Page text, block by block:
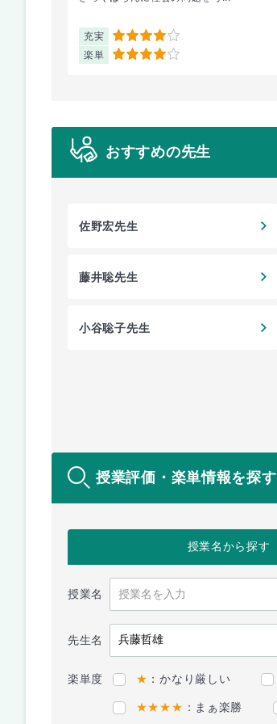
充実 4
楽単 4
おすすめの先生
佐野宏先生
藤井聡先生
小谷聡子先生
授業評価・楽単情報を探す
授業名から探す
授業名
先生名
楽単度 ★ ：かなり厳しい
★★★★ ：まぁ楽勝